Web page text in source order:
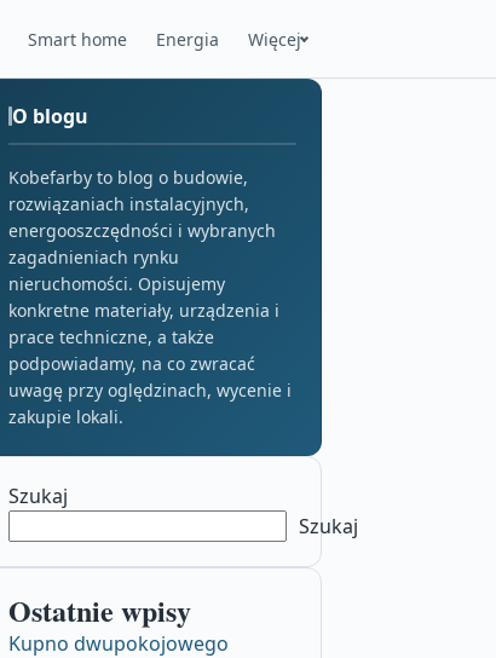
Smart home Energia Więcej
O blogu
Kobefarby to blog o budowie,
rozwiązaniach instalacyjnych,
energooszczędności i wybranych
zagadnieniach rynku
nieruchomości. Opisujemy
konkretne materiały, urządzenia i
prace techniczne, a także
podpowiadamy, na co zwracać
uwagę przy oględzinach, wycenie i
zakupie lokali.
Szukaj
Szukaj
Ostatnie wpisy
Kupno dwupokojowego